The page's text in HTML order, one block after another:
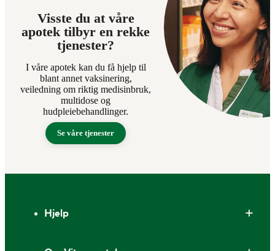
Visste du at våre
apotek tilbyr en rekke
tjenester?
I våre apotek kan du få hjelp til
blant annet vaksinering,
veiledning om riktig medisinbruk,
multidose og
hudpleiebehandlinger.
Se våre tjenester
Hjelp